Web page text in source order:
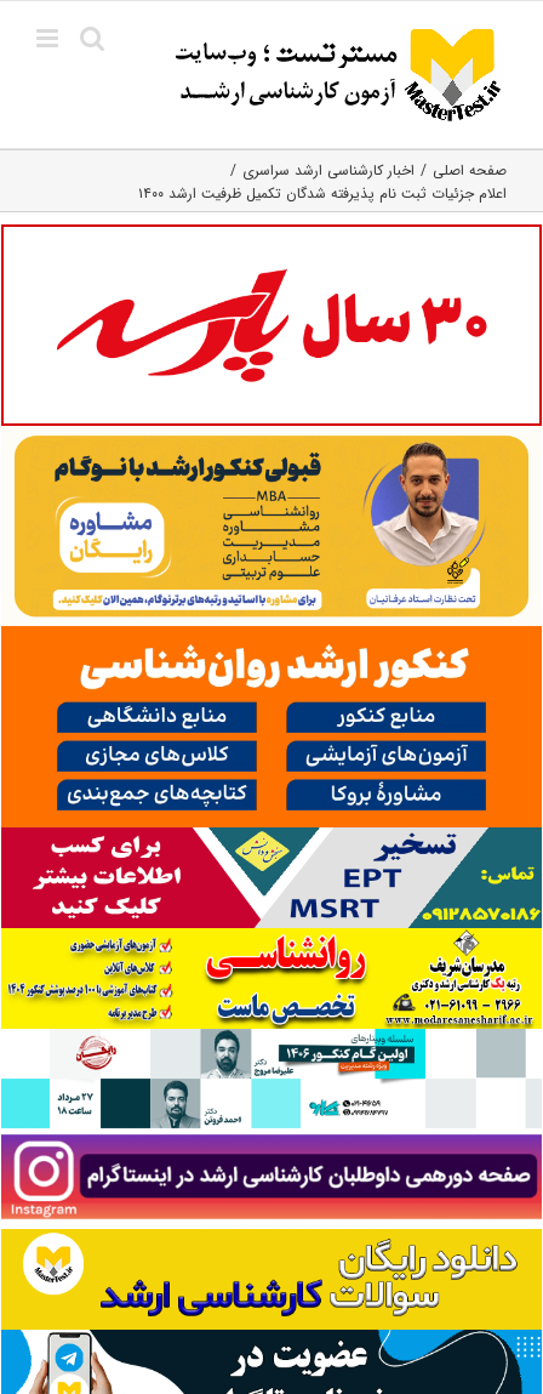
content
صفحه اصلی
اخبار کارشناسی ارشد سراسری
اعلام جزئیات ثبت نام پذیرفته شدگان تکمیل ظرفیت ارشد ۱۴۰۰